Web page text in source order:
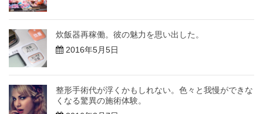
炊飯器再稼働。彼の魅力を思い出した。
2016年5月5日
整形手術代が浮くかもしれない。色々と我慢ができな
くなる驚異の施術体験。